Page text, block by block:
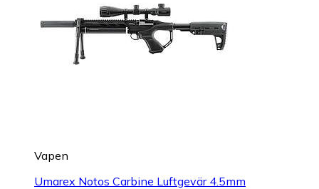
Vapen
Umarex Notos Carbine Luftgevär 4.5mm